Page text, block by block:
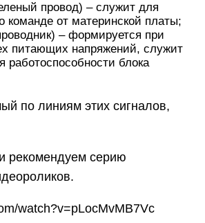
провод) – служит для
команде от материнской платы;
– формируется при
питающих напряжений, служит
работоспособности блока
по линиям этих сигналов,
рекомендуем серию
watch?v=pLocMvMB7Vc